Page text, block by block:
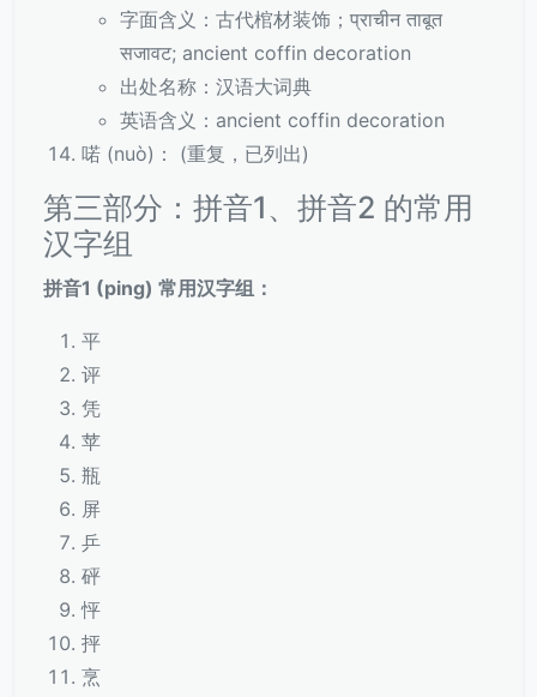
字面含义：古代棺材装饰；प्राचीन ताबूत
सजावट; ancient coffin decoration
出处名称：汉语大词典
英语含义：ancient coffin decoration
喏 (nuò)： (重复，已列出)
第三部分：拼音1、拼音2 的常用
汉字组
拼音1 (ping) 常用汉字组：
平
评
凭
苹
瓶
屏
乒
砰
怦
抨
烹